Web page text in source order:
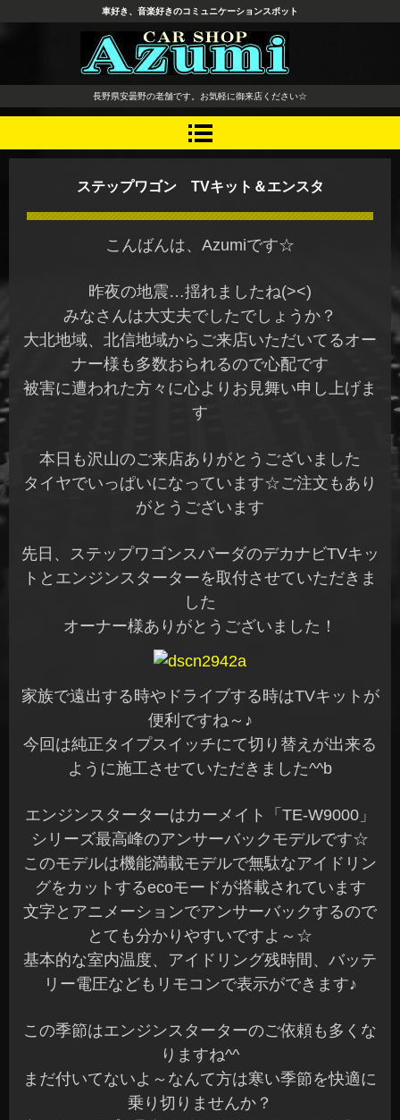
長野県 安曇野市 タイヤ ホ
イール デッドニング カーオ
ーディオ レカロシート
車好き、音楽好きのコミュニケーションスポット
長野県安曇野の老舗です。お気軽に御来店ください☆
ステップワゴン TVキット＆エンスタ
こんばんは、Azumiです☆
昨夜の地震…揺れましたね(><)
みなさんは大丈夫でしたでしょうか？
大北地域、北信地域からご来店いただいてるオー
ナー様も多数おられるので心配です
被害に遭われた方々に心よりお見舞い申し上げま
す
本日も沢山のご来店ありがとうございました
タイヤでいっぱいになっています☆ご注文もあり
がとうございます
先日、ステップワゴンスパーダのデカナビTVキッ
トとエンジンスターターを取付させていただきま
した
オーナー様ありがとうございました！
家族で遠出する時やドライブする時はTVキットが
便利ですね～♪
今回は純正タイプスイッチにて切り替えが出来る
ように施工させていただきました^^b
エンジンスターターはカーメイト「TE-W9000」
シリーズ最高峰のアンサーバックモデルです☆
このモデルは機能満載モデルで無駄なアイドリン
グをカットするecoモードが搭載されています
文字とアニメーションでアンサーバックするので
とても分かりやすいですよ～☆
基本的な室内温度、アイドリング残時間、バッテ
リー電圧などもリモコンで表示ができます♪
この季節はエンジンスターターのご依頼も多くな
りますね^^
まだ付いてないよ～なんて方は寒い季節を快適に
乗り切りませんか？